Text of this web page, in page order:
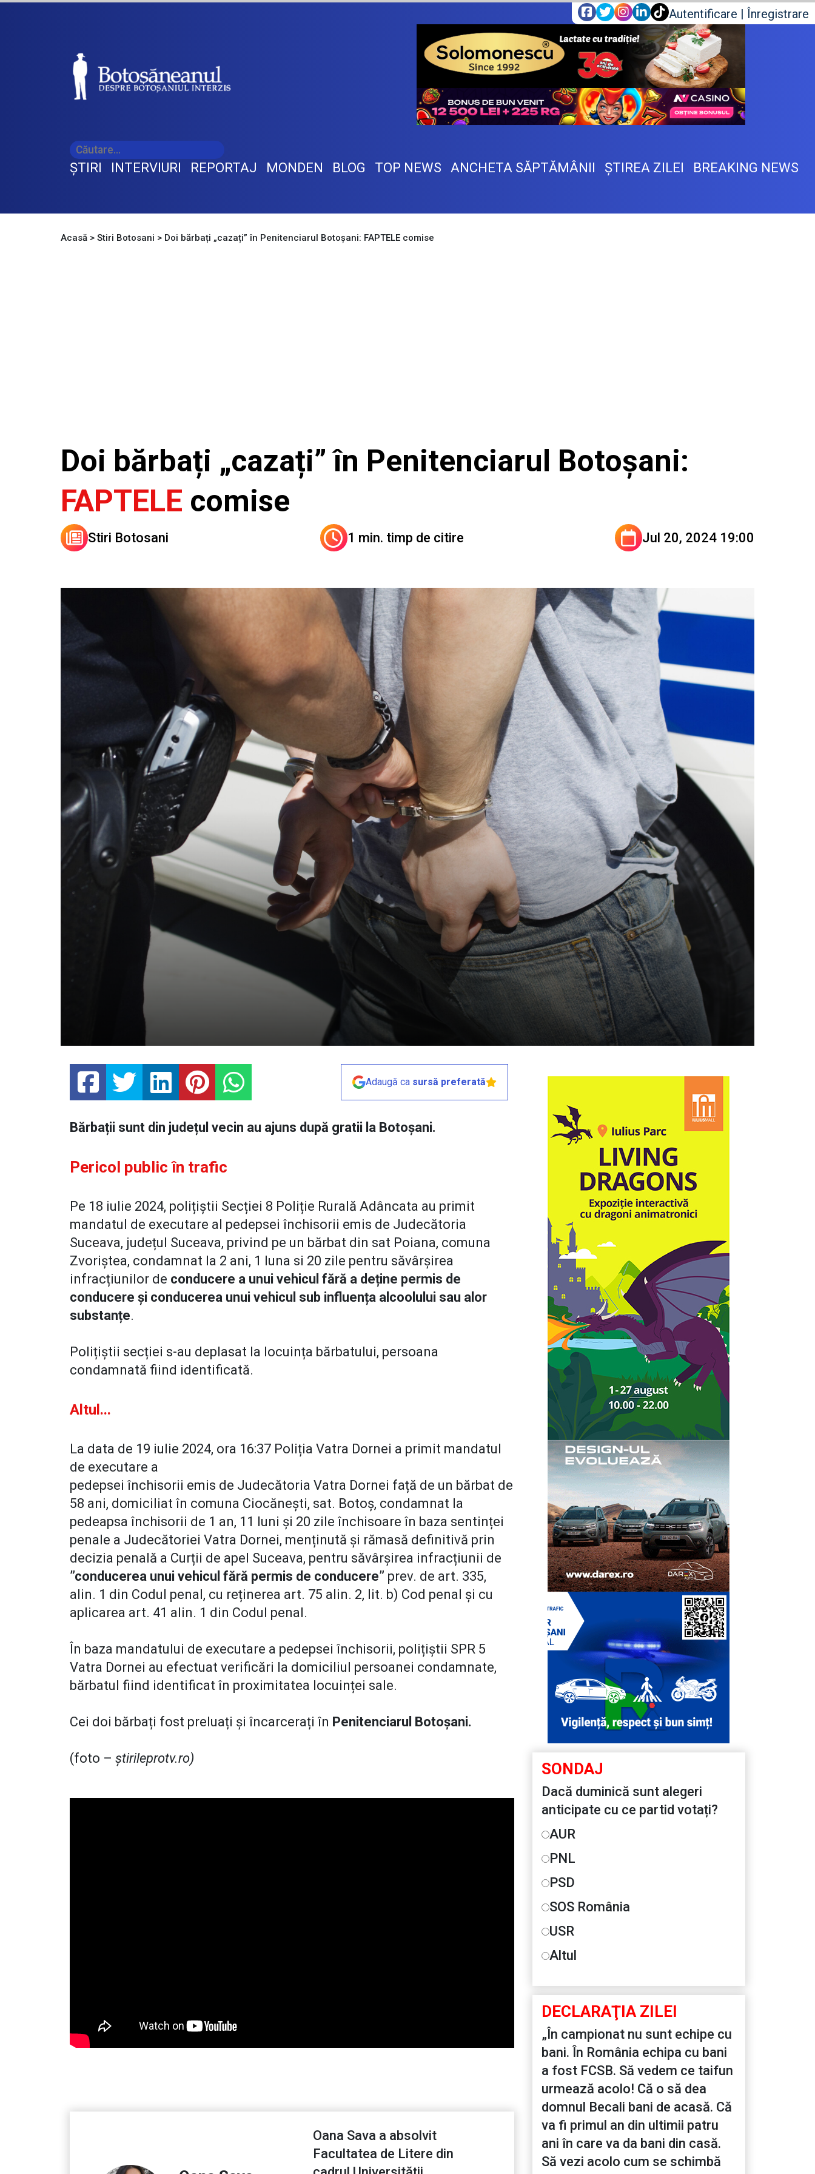
Autentificare | Înregistrare
ŞTIRI INTERVIURI REPORTAJ MONDEN BLOG TOP NEWS ANCHETA SĂPTĂMÂNII ŞTIREA ZILEI BREAKING NEWS
Acasă > Stiri Botosani > Doi bărbați „cazați” în Penitenciarul Botoșani: FAPTELE comise
Doi bărbați „cazați” în Penitenciarul Botoșani:
FAPTELE comise
Stiri Botosani 1 min. timp de citire Jul 20, 2024 19:00
Adaugă ca sursă preferată
Bărbații sunt din județul vecin au ajuns după gratii la Botoșani.
Pericol public în trafic
Pe 18 iulie 2024, polițiștii Secției 8 Poliție Rurală Adâncata au primit
mandatul de executare al pedepsei închisorii emis de Judecătoria
Suceava, județul Suceava, privind pe un bărbat din sat Poiana, comuna
Zvoriștea, condamnat la 2 ani, 1 luna si 20 zile pentru săvârșirea
infracțiunilor de conducere a unui vehicul fără a deține permis de
conducere și conducerea unui vehicul sub influența alcoolului sau alor
substanțe.
Polițiștii secției s-au deplasat la locuința bărbatului, persoana
condamnată fiind identificată.
Altul...
La data de 19 iulie 2024, ora 16:37 Poliția Vatra Dornei a primit mandatul
de executare a
pedepsei închisorii emis de Judecătoria Vatra Dornei față de un bărbat de
58 ani, domiciliat în comuna Ciocănești, sat. Botoș, condamnat la
pedeapsa închisorii de 1 an, 11 luni și 20 zile închisoare în baza sentinței
penale a Judecătoriei Vatra Dornei, menținută și rămasă definitivă prin
decizia penală a Curții de apel Suceava, pentru săvârșirea infracțiunii de
”conducerea unui vehicul fără permis de conducere” prev. de art. 335,
alin. 1 din Codul penal, cu reținerea art. 75 alin. 2, lit. b) Cod penal și cu
aplicarea art. 41 alin. 1 din Codul penal.
În baza mandatului de executare a pedepsei închisorii, polițiștii SPR 5
Vatra Dornei au efectuat verificări la domiciliul persoanei condamnate,
bărbatul fiind identificat în proximitatea locuinței sale.
Cei doi bărbați fost preluați și încarcerați în Penitenciarul Botoșani.
(foto – știrileprotv.ro)
Oana Sava a absolvit
Facultatea de Litere din
SONDAJ
Dacă duminică sunt alegeri
anticipate cu ce partid votați?
AUR
PNL
PSD
SOS România
USR
Altul
DECLARAŢIA ZILEI
„În campionat nu sunt echipe cu
bani. În România echipa cu bani
a fost FCSB. Să vedem ce taifun
urmează acolo! Că o să dea
domnul Becali bani de acasă. Că
va fi primul an din ultimii patru
ani în care va da bani din casă.
Să vezi acolo cum se schimbă